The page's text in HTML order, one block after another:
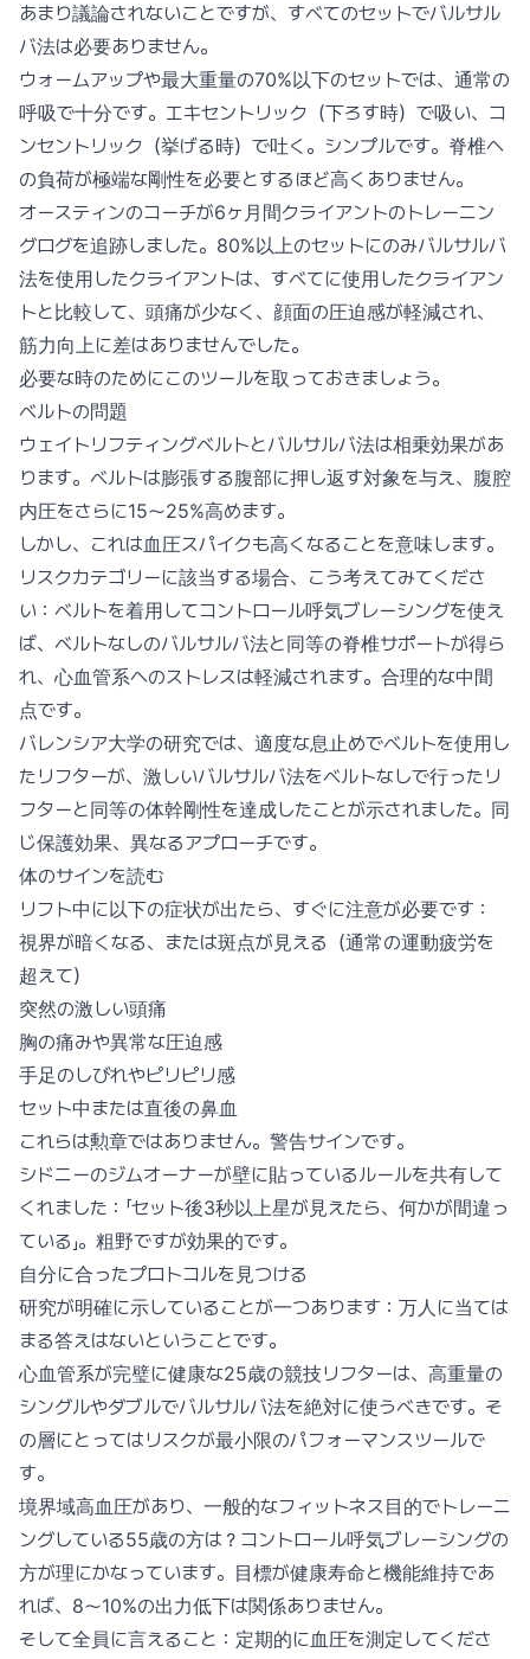
あまり議論されないことですが、すべてのセットでバルサル
バ法は必要ありません。
ウォームアップや最大重量の70%以下のセットでは、通常の
呼吸で十分です。エキセントリック（下ろす時）で吸い、コ
ンセントリック（挙げる時）で吐く。シンプルです。脊椎へ
の負荷が極端な剛性を必要とするほど高くありません。
オースティンのコーチが6ヶ月間クライアントのトレーニン
グログを追跡しました。80%以上のセットにのみバルサルバ
法を使用したクライアントは、すべてに使用したクライアン
トと比較して、頭痛が少なく、顔面の圧迫感が軽減され、
筋力向上に差はありませんでした。
必要な時のためにこのツールを取っておきましょう。
ベルトの問題
ウェイトリフティングベルトとバルサルバ法は相乗効果があ
ります。ベルトは膨張する腹部に押し返す対象を与え、腹腔
内圧をさらに15〜25%高めます。
しかし、これは血圧スパイクも高くなることを意味します。
リスクカテゴリーに該当する場合、こう考えてみてくださ
い：ベルトを着用してコントロール呼気ブレーシングを使え
ば、ベルトなしのバルサルバ法と同等の脊椎サポートが得ら
れ、心血管系へのストレスは軽減されます。合理的な中間
点です。
バレンシア大学の研究では、適度な息止めでベルトを使用し
たリフターが、激しいバルサルバ法をベルトなしで行ったリ
フターと同等の体幹剛性を達成したことが示されました。同
じ保護効果、異なるアプローチです。
体のサインを読む
リフト中に以下の症状が出たら、すぐに注意が必要です：
視界が暗くなる、または斑点が見える（通常の運動疲労を
超えて）
突然の激しい頭痛
胸の痛みや異常な圧迫感
手足のしびれやピリピリ感
セット中または直後の鼻血
これらは勲章ではありません。警告サインです。
シドニーのジムオーナーが壁に貼っているルールを共有して
くれました：「セット後3秒以上星が見えたら、何かが間違っ
ている」。粗野ですが効果的です。
自分に合ったプロトコルを見つける
研究が明確に示していることが一つあります：万人に当ては
まる答えはないということです。
心血管系が完璧に健康な25歳の競技リフターは、高重量の
シングルやダブルでバルサルバ法を絶対に使うべきです。そ
の層にとってはリスクが最小限のパフォーマンスツールで
す。
境界域高血圧があり、一般的なフィットネス目的でトレーニ
ングしている55歳の方は？コントロール呼気ブレーシングの
方が理にかなっています。目標が健康寿命と機能維持であ
れば、8〜10%の出力低下は関係ありません。
そして全員に言えること：定期的に血圧を測定してくださ